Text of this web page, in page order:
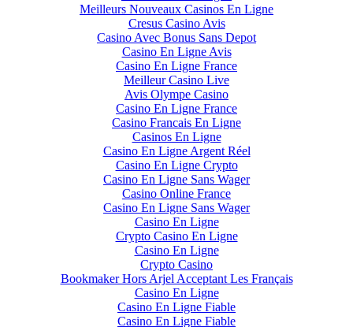
Meilleurs Nouveaux Casinos En Ligne
Cresus Casino Avis
Casino Avec Bonus Sans Depot
Casino En Ligne Avis
Casino En Ligne France
Meilleur Casino Live
Avis Olympe Casino
Casino En Ligne France
Casino Francais En Ligne
Casinos En Ligne
Casino En Ligne Argent Réel
Casino En Ligne Crypto
Casino En Ligne Sans Wager
Casino Online France
Casino En Ligne Sans Wager
Casino En Ligne
Crypto Casino En Ligne
Casino En Ligne
Crypto Casino
Bookmaker Hors Arjel Acceptant Les Français
Casino En Ligne
Casino En Ligne Fiable
Casino En Ligne Fiable